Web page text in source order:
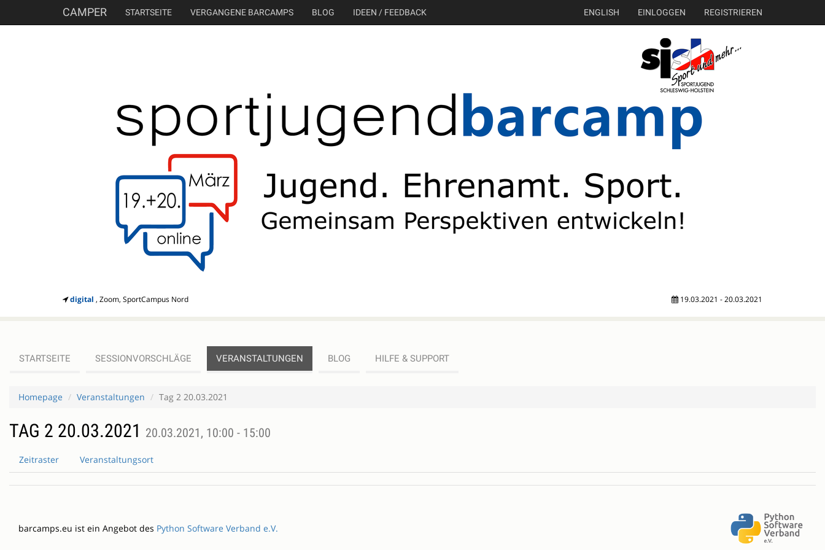
CAMPER STARTSEITE VERGANGENE BARCAMPS BLOG IDEEN / FEEDBACK ENGLISH EINLOGGEN REGISTRIEREN
digital , Zoom, SportCampus Nord 19.03.2021 - 20.03.2021
STARTSEITE SESSIONVORSCHLÄGE VERANSTALTUNGEN BLOG HILFE & SUPPORT
Homepage Veranstaltungen Tag 2 20.03.2021
TAG 2 20.03.2021 20.03.2021, 10:00 - 15:00
Zeitraster Veranstaltungsort
barcamps.eu ist ein Angebot des Python Software Verband e.V.